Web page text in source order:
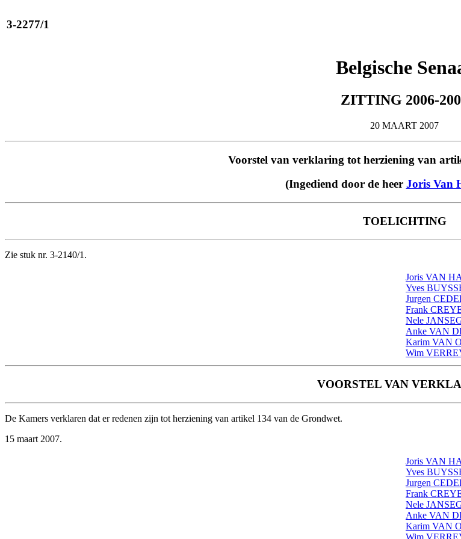
3-2277/1
Belgische
ZITTING 2006-
20 MAART 2007
Voorstel van verklaring tot herziening van
(Ingediend door de heer Joris Van
TOELICHTING
Zie stuk nr. 3-2140/1.
Joris VAN
Yves
Jurgen
Frank
Nele
Anke VAN
Karim VAN
Wim
VOORSTEL VAN
De Kamers verklaren dat er redenen zijn tot herziening van artikel 134 van de Grondwet.
15 maart 2007.
Joris VAN
Yves
Jurgen
Frank
Nele
Anke VAN
Karim VAN
Wim